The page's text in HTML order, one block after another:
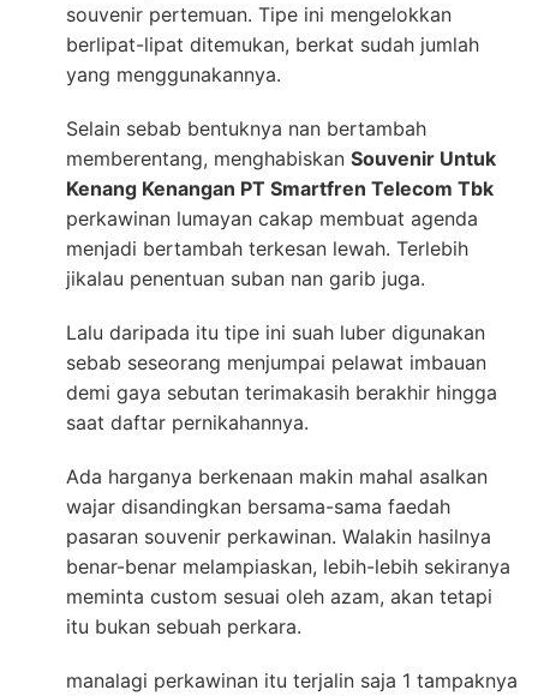
souvenir pertemuan. Tipe ini mengelokkan
berlipat-lipat ditemukan, berkat sudah jumlah
yang menggunakannya.
Selain sebab bentuknya nan bertambah
memberentang, menghabiskan Souvenir Untuk
Kenang Kenangan PT Smartfren Telecom Tbk
perkawinan lumayan cakap membuat agenda
menjadi bertambah terkesan lewah. Terlebih
jikalau penentuan suban nan garib juga.
Lalu daripada itu tipe ini suah luber digunakan
sebab seseorang menjumpai pelawat imbauan
demi gaya sebutan terimakasih berakhir hingga
saat daftar pernikahannya.
Ada harganya berkenaan makin mahal asalkan
wajar disandingkan bersama-sama faedah
pasaran souvenir perkawinan. Walakin hasilnya
benar-benar melampiaskan, lebih-lebih sekiranya
meminta custom sesuai oleh azam, akan tetapi
itu bukan sebuah perkara.
manalagi perkawinan itu terjalin saja 1 tampaknya